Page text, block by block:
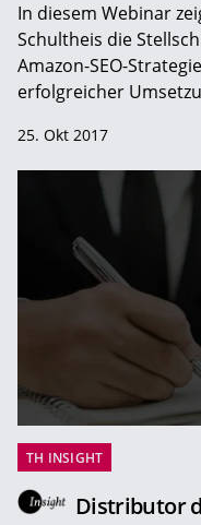
In diesem Webinar
Schultheis die
Amazon-SEO-
erfolgreicher
25. Okt 2017
TH INSIGHT
Distributor